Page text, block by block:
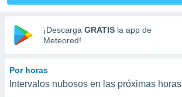
las
y
digital
basada
¡Descarga GRATIS la app de
Meteored!
Por horas
Intervalos nubosos en las próximas horas